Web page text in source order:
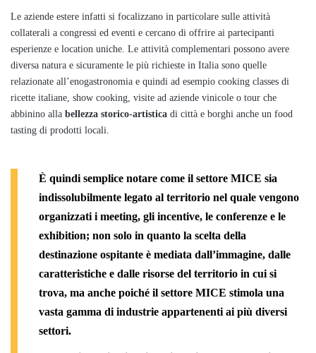
Le aziende estere infatti si focalizzano in particolare sulle attività
collaterali a congressi ed eventi e cercano di offrire ai partecipanti
esperienze e location uniche. Le attività complementari possono avere
diversa natura e sicuramente le più richieste in Italia sono quelle
relazionate all’enogastronomia e quindi ad esempio cooking classes di
ricette italiane, show cooking, visite ad aziende vinicole o tour che
abbinino alla bellezza storico-artistica di città e borghi anche un food
tasting di prodotti locali.
È quindi semplice notare come il settore MICE sia
indissolubilmente legato al territorio nel quale vengono
organizzati i meeting, gli incentive, le conferenze e le
exhibition; non solo in quanto la scelta della
destinazione ospitante è mediata dall’immagine, dalle
caratteristiche e dalle risorse del territorio in cui si
trova, ma anche poiché il settore MICE stimola una
vasta gamma di industrie appartenenti ai più diversi
settori.